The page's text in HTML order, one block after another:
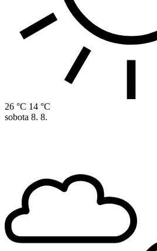
26 °C 14 °C
sobota 8. 8.